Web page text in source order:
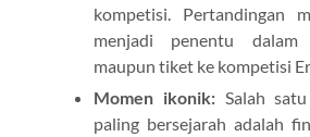
kompetisi. Pertandingan
menjadi penentu dalam
maupun tiket ke kompetisi
Momen ikonik:Salah satu
paling bersejarah adalah